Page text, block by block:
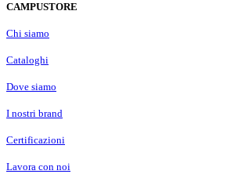
CAMPUSTORE
Chi siamo
Cataloghi
Dove siamo
I nostri brand
Certificazioni
Lavora con noi